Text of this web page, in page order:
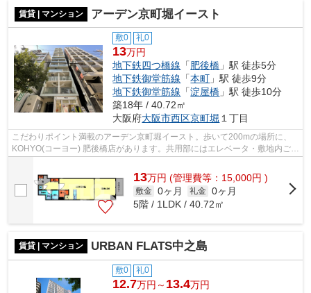
賃貸 | マンション アーデン京町堀イースト
敷0 礼0
13万円
地下鉄四つ橋線 「肥後橋 」駅 徒歩5分
地下鉄御堂筋線 「本町 」駅 徒歩9分
地下鉄御堂筋線 「淀屋橋 」駅 徒歩10分
築18年 / 40.72㎡
大阪府大阪市西区京町堀 １丁目
こだわりポイント満載のアーデン京町堀イースト。歩いて200mの場所に、
KOHYO(コーヨー) 肥後橋店があります。共用部にはエレベータ・敷地内ごみ
13万円 (管理費等：15,000円 )
敷金 0ヶ月 礼金 0ヶ月
5階 / 1LDK / 40.72㎡
賃貸 | マンション URBAN FLATS中之島
敷0 礼0
12.7万円～ 13.4万円